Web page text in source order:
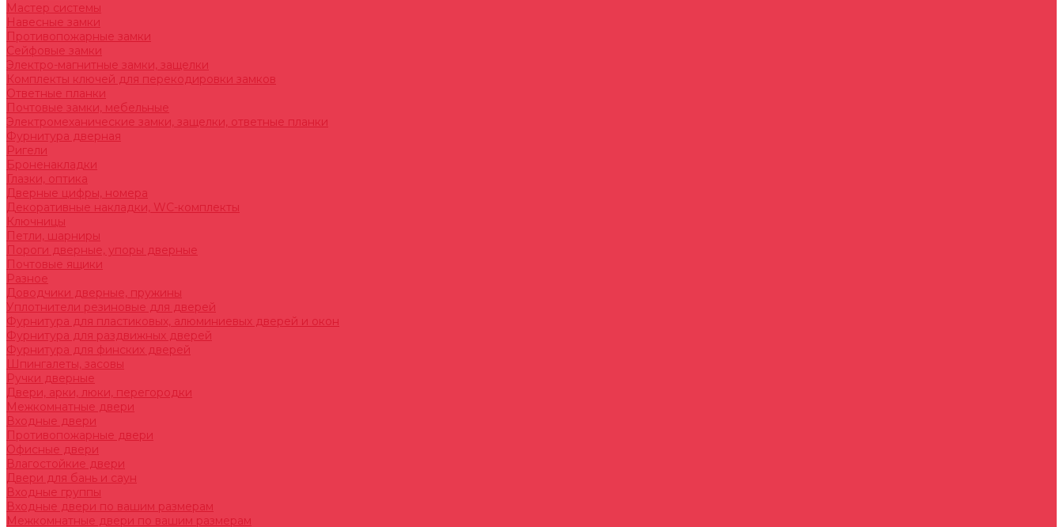
Мастер системы
Навесные замки
Противопожарные замки
Сейфовые замки
Электро-магнитные замки, защелки
Комплекты ключей для перекодировки замков
Ответные планки
Почтовые замки, мебельные
Электромеханические замки, защелки, ответные планки
Фурнитура дверная
Ригели
Броненакладки
Глазки, оптика
Дверные цифры, номера
Декоративные накладки, WC-комплекты
Ключницы
Петли, шарниры
Пороги дверные, упоры дверные
Почтовые ящики
Разное
Доводчики дверные, пружины
Уплотнители резиновые для дверей
Фурнитура для пластиковых, алюминиевых дверей и окон
Фурнитура для раздвижных дверей
Фурнитура для финских дверей
Шпингалеты, засовы
Ручки дверные
Двери, арки, люки, перегородки
Межкомнатные двери
Входные двери
Противопожарные двери
Офисные двери
Влагостойкие двери
Двери для бань и саун
Входные группы
Входные двери по вашим размерам
Межкомнатные двери по вашим размерам